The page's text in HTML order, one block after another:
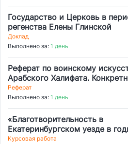
Государство и Церковь в
регенства Елены Глинской
Доклад
Выполнено за: 1 день
Реферат по воинскому
Арабского Халифата.
Омейядского Халифата
Реферат
Выполнено за: 1 день
«Благотворительность в
Екатеринбургском уезде в
Мировой войны»
Курсовая работа